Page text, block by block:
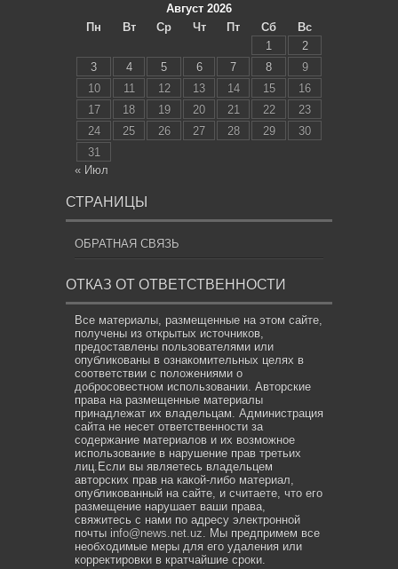
Август 2026
Пн
Вт Ср Чт Пт Сб
Вс
1
2
3
4 5 6 7 8
9
10
11 12 13 14 15
16
17
18 19 20 21 22
23
24
25 26 27 28 29
30
31
« Июл
СТРАНИЦЫ
ОБРАТНАЯ СВЯЗЬ
ОТКАЗ ОТ ОТВЕТСТВЕННОСТИ
Все материалы, размещенные на этом сайте,
получены из открытых источников,
предоставлены пользователями или
опубликованы в ознакомительных целях в
соответствии с положениями о
добросовестном использовании. Авторские
права на размещенные материалы
принадлежат их владельцам. Администрация
сайта не несет ответственности за
содержание материалов и их возможное
использование в нарушение прав третьих
лиц.Если вы являетесь владельцем
авторских прав на какой-либо материал,
опубликованный на сайте, и считаете, что его
размещение нарушает ваши права,
свяжитесь с нами по адресу электронной
почты info@news.net.uz. Мы предпримем все
необходимые меры для его удаления или
корректировки в кратчайшие сроки.